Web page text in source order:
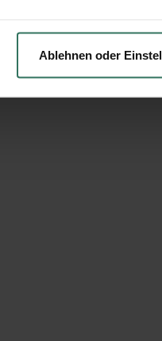
Ablehnen oder